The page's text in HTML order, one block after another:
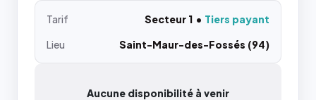
Tarif Secteur 1
Tiers payant
Lieu
Saint-Maur-des-Fossés (94)
Aucune disponibilité à venir